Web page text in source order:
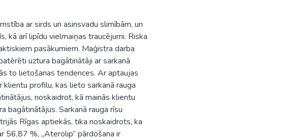
ar sirds un asinsvadu slimībām, un
kā arī lipīdu vielmaiņas traucējumi. Riska
pasākumiem. Maģistra darba
uztura bagātinātāji ar sarkanā
to lietošanas tendences. Ar aptaujas
profilu, kas lieto sarkanā rauga
noskaidrot, kā mainās klientu
bagātinātājus. Sarkanā rauga rīsu
Rīgas aptiekās, tika noskaidrots, ka
56,87 %, „Aterolip” pārdošana ir